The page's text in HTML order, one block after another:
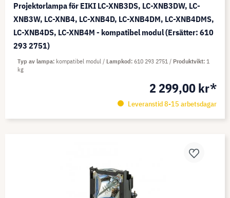
Projektorlampa för EIKI LC-XNB3DS, LC-XNB3DW, LC-
XNB3W, LC-XNB4, LC-XNB4D, LC-XNB4DM, LC-XNB4DMS,
LC-XNB4DS, LC-XNB4M - kompatibel modul (Ersätter: 610
293 2751)
2 299,00 kr*
Leveranstid 8-15 arbetsdagar
Typ av lampa kompatibel modul Lampkod 610 293 2751 Produktvikt 1
kg